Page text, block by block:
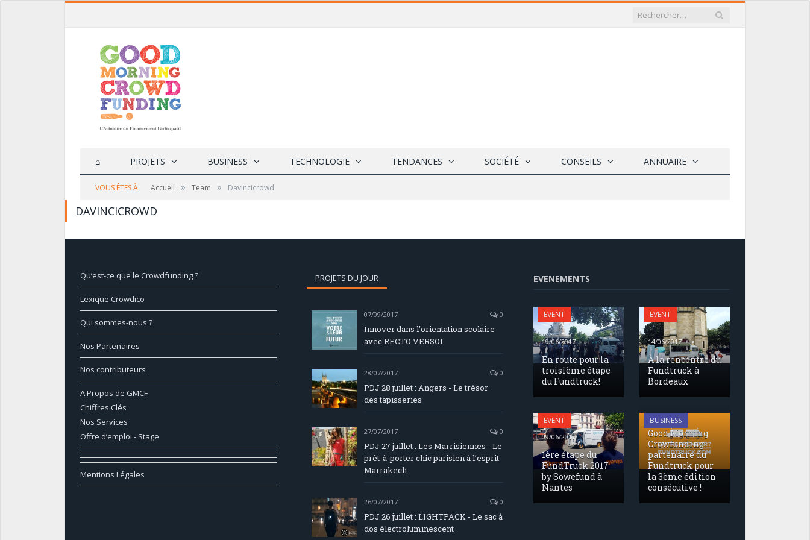
⌂ PROJETS BUSINESS TECHNOLOGIE TENDANCES SOCIÉTÉ CONSEILS ANNUAIRE
VOUS ÊTES À Accueil » Team » Davincicrowd
DAVINCICROWD
Qu’est-ce que le Crowdfunding ?
Lexique Crowdico
Qui sommes-nous ?
Nos Partenaires
Nos contributeurs
A Propos de GMCF
Chiffres Clés
Nos Services
Offre d’emploi - Stage
Mentions Légales
PROJETS DU JOUR
07/09/2017 0
Innover dans l’orientation scolaire
avec RECTO VERSOI
28/07/2017 0
PDJ 28 juillet : Angers - Le trésor
des tapisseries
27/07/2017 0
PDJ 27 juillet : Les Marrisiennes - Le
prêt-à-porter chic parisien à l’esprit
Marrakech
26/07/2017 0
PDJ 26 juillet : LIGHTPACK - Le sac à
dos électroluminescent
EVENEMENTS
EVENT
19/06/2017
En route pour la
troisième étape
du Fundtruck!
EVENT
14/06/2017
À la rencontre du
Fundtruck à
Bordeaux
EVENT
09/06/2017
1ère étape du
FundTruck 2017
by Sowefund à
Nantes
BUSINESS
17/05/2017
Good Morning
Crowfunding
partenaire du
Fundtruck pour
la 3ème édition
consécutive !